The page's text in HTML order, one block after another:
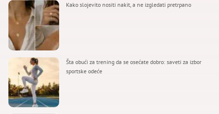
Kako slojevito nositi nakit, a ne izgledati pretrpano
Šta obući za trening da se osećate dobro: saveti za izbor
sportske odeće